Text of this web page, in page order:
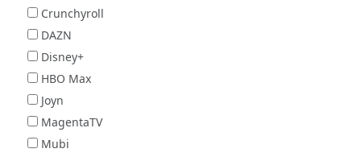
Crunchyroll
DAZN
Disney+
HBO Max
Joyn
MagentaTV
Mubi